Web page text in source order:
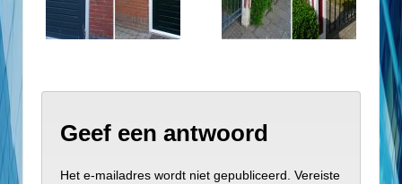
Geef een antwoord
Het e-mailadres wordt niet gepubliceerd. Vereiste